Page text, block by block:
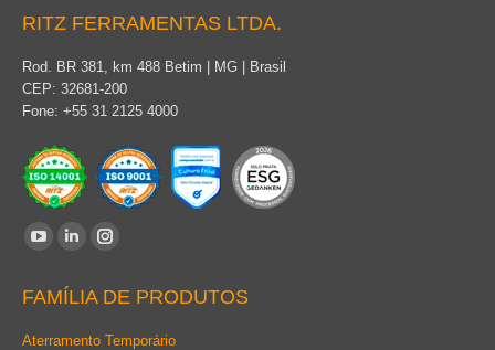
RITZ FERRAMENTAS LTDA.
Rod. BR 381, km 488 Betim | MG | Brasil
CEP: 32681-200
Fone: +55 31 2125 4000
Encontre-nos em:
opens
in
Linkedin
opens
in
Instagram
opens
in
FAMÍLIA DE PRODUTOS
Aterramento Temporário